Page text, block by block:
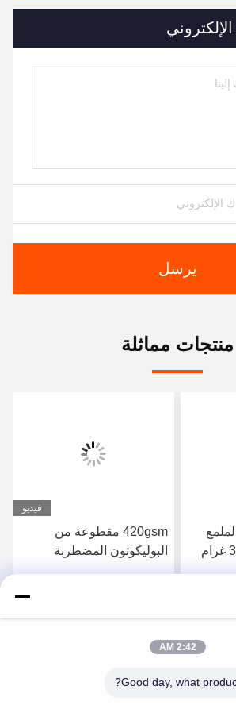
يرسل
منتجات مماثلة
القائم على الماء 360 غرام
فيديو
420gsm مقطوعة من
البوليكوتون المضطربة
2:42 AM
Good day, what